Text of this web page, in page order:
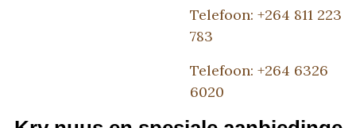
Telefoon: +264 811 223
783
Telefoon: +264 6326
6020